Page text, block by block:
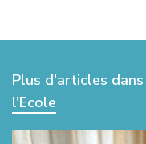
Plus d'articles
l'Ecole